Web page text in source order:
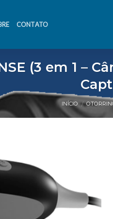
CONTATO
(3 em 1 –
INÍCIO /
desejos.